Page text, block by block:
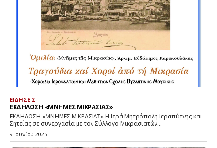
ΕΙΔΗΣΕΙΣ
ΕΚΔΗΛΩΣΗ «ΜΝΗΜΕΣ ΜΙΚΡΑΣΙΑΣ»
ΕΚΔΗΛΩΣΗ «ΜΝΗΜΕΣ ΜΙΚΡΑΣΙΑΣ» Η Ιερά Μητρόπολη Ιεραπύτνης και
Σητείας σε συνεργασία με τον Σύλλογο Μικρασιατών...
9 Ιουνίου 2025